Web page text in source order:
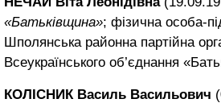
«Батьківщина»; фізична особа-
Шполянська районна партійна
Всеукраїнського об’єднання
КОЛІСНИК Василь Васильович